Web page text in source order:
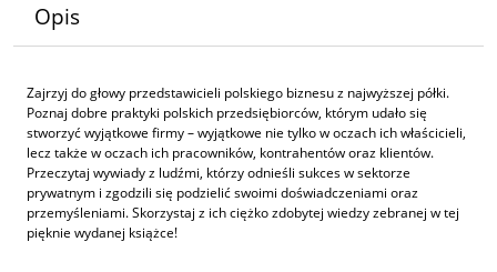
Opis
Zajrzyj do głowy przedstawicieli polskiego biznesu z najwyższej półki.
Poznaj dobre praktyki polskich przedsiębiorców, którym udało się
stworzyć wyjątkowe firmy – wyjątkowe nie tylko w oczach ich właścicieli,
lecz także w oczach ich pracowników, kontrahentów oraz klientów.
Przeczytaj wywiady z ludźmi, którzy odnieśli sukces w sektorze
prywatnym i zgodzili się podzielić swoimi doświadczeniami oraz
przemyśleniami. Skorzystaj z ich ciężko zdobytej wiedzy zebranej w tej
pięknie wydanej książce!